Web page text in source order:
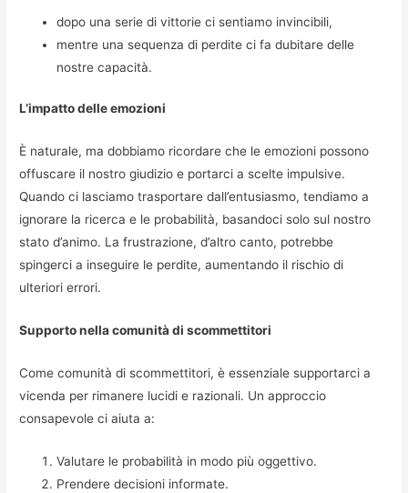
dopo una serie di vittorie ci sentiamo invincibili,
mentre una sequenza di perdite ci fa dubitare delle
nostre capacità.
L’impatto delle emozioni
È naturale, ma dobbiamo ricordare che le emozioni possono
offuscare il nostro giudizio e portarci a scelte impulsive.
Quando ci lasciamo trasportare dall’entusiasmo, tendiamo a
ignorare la ricerca e le probabilità, basandoci solo sul nostro
stato d’animo. La frustrazione, d’altro canto, potrebbe
spingerci a inseguire le perdite, aumentando il rischio di
ulteriori errori.
Supporto nella comunità di scommettitori
Come comunità di scommettitori, è essenziale supportarci a
vicenda per rimanere lucidi e razionali. Un approccio
consapevole ci aiuta a:
Valutare le probabilità in modo più oggettivo.
Prendere decisioni informate.